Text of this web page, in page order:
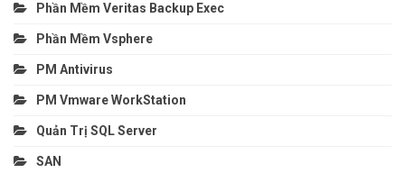
Phần Mềm Veritas Backup Exec
Phần Mềm Vsphere
PM Antivirus
PM Vmware WorkStation
Quản Trị SQL Server
SAN